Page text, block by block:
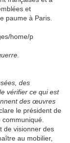
et
paume à Paris.
des
vérifier ce qui est
des œuvres
le président de
communiqué.
de visionner des
au mobilier,